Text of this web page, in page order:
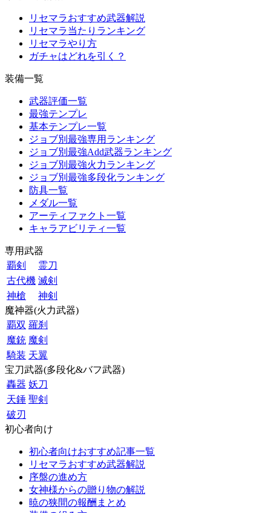
リセマラおすすめ武器解説
リセマラ当たりランキング
リセマラやり方
ガチャはどれを引く？
装備一覧
武器評価一覧
最強テンプレ
基本テンプレ一覧
ジョブ別最強専用ランキング
ジョブ別最強Add武器ランキング
ジョブ別最強火力ランキング
ジョブ別最強多段化ランキング
防具一覧
メダル一覧
アーティファクト一覧
キャラアビリティ一覧
専用武器
覇剣
霊刀
古代機 滅剣
神槍
神剣
魔神器(火力武器)
覇双 羅刹
魔銃 魔剣
騎装 天翼
宝刀武器(多段化&バフ武器)
轟器 妖刀
天錘 聖剣
破刃
初心者向け
初心者向けおすすめ記事一覧
リセマラおすすめ武器解説
序盤の進め方
女神様からの贈り物の解説
暁の狭間の報酬まとめ